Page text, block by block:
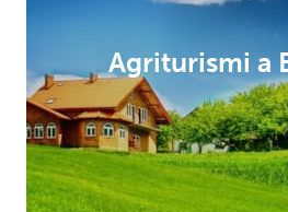
Agriturismi a